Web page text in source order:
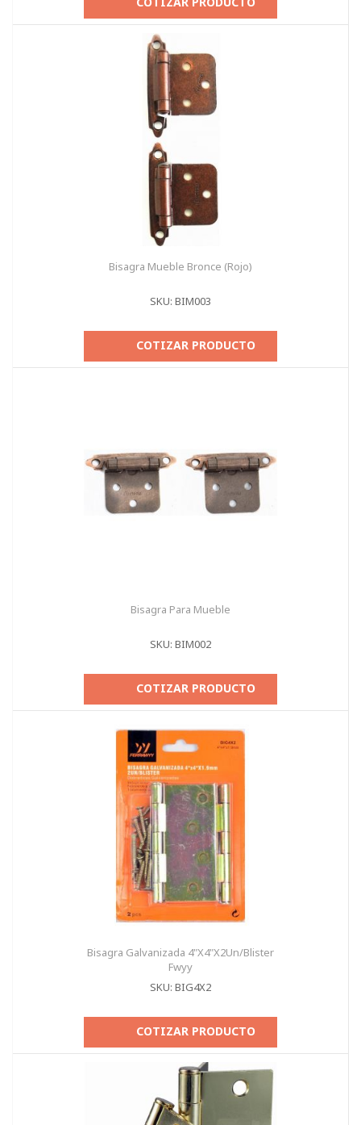
Bisagra Mueble Bronce (Rojo)
SKU: BIM003
COTIZAR PRODUCTO
Bisagra Para Mueble
SKU: BIM002
COTIZAR PRODUCTO
Bisagra Galvanizada 4"X4"X2Un/Blister
Fwyy
SKU: BIG4X2
COTIZAR PRODUCTO